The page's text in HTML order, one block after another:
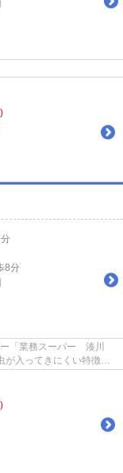
8分
「業務スーパー 湊川
が入ってきにくい特徴で